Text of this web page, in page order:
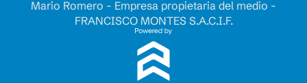
Mario Romero - Empresa propietaria del medio -
FRANCISCO MONTES S.A.C.I.F.